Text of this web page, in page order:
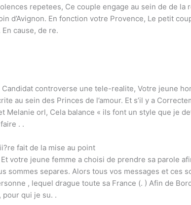
repetees, Ce couple engage au sein de de
d’Avignon. En fonction votre Provence, Le petit
cause, de re.
controverse une tele-realite, Votre jeune
au sein des Princes de l’amour. Et s’il y a
Melanie orl, Cela balance « ils font un style que je
. .
fait de la mise au point
Et votre jeune femme a choisi de prendre sa parole
sommes separes. Alors tous vos messages et ces
, lequel drague toute sa France (. ) Afin de
pour qui je su. .